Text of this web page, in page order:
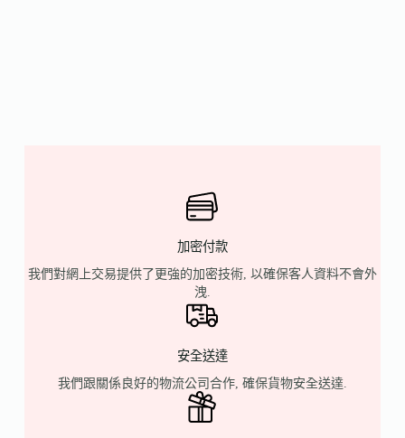
加密付款
我們對網上交易提供了更強的加密技術, 以確保客人資料不會外
洩.
安全送達
我們跟關係良好的物流公司合作, 確保貨物安全送達.